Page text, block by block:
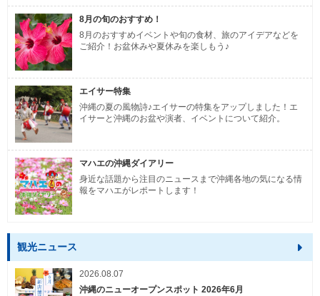
8月の旬のおすすめ！
8月のおすすめイベントや旬の食材、旅のアイデアなどを
ご紹介！お盆休みや夏休みを楽しもう♪
エイサー特集
沖縄の夏の風物詩♪エイサーの特集をアップしました！エ
イサーと沖縄のお盆や演者、イベントについて紹介。
マハエの沖縄ダイアリー
身近な話題から注目のニュースまで沖縄各地の気になる情
報をマハエがレポートします！
観光ニュース
2026.08.07
沖縄のニューオープンスポット 2026年6月